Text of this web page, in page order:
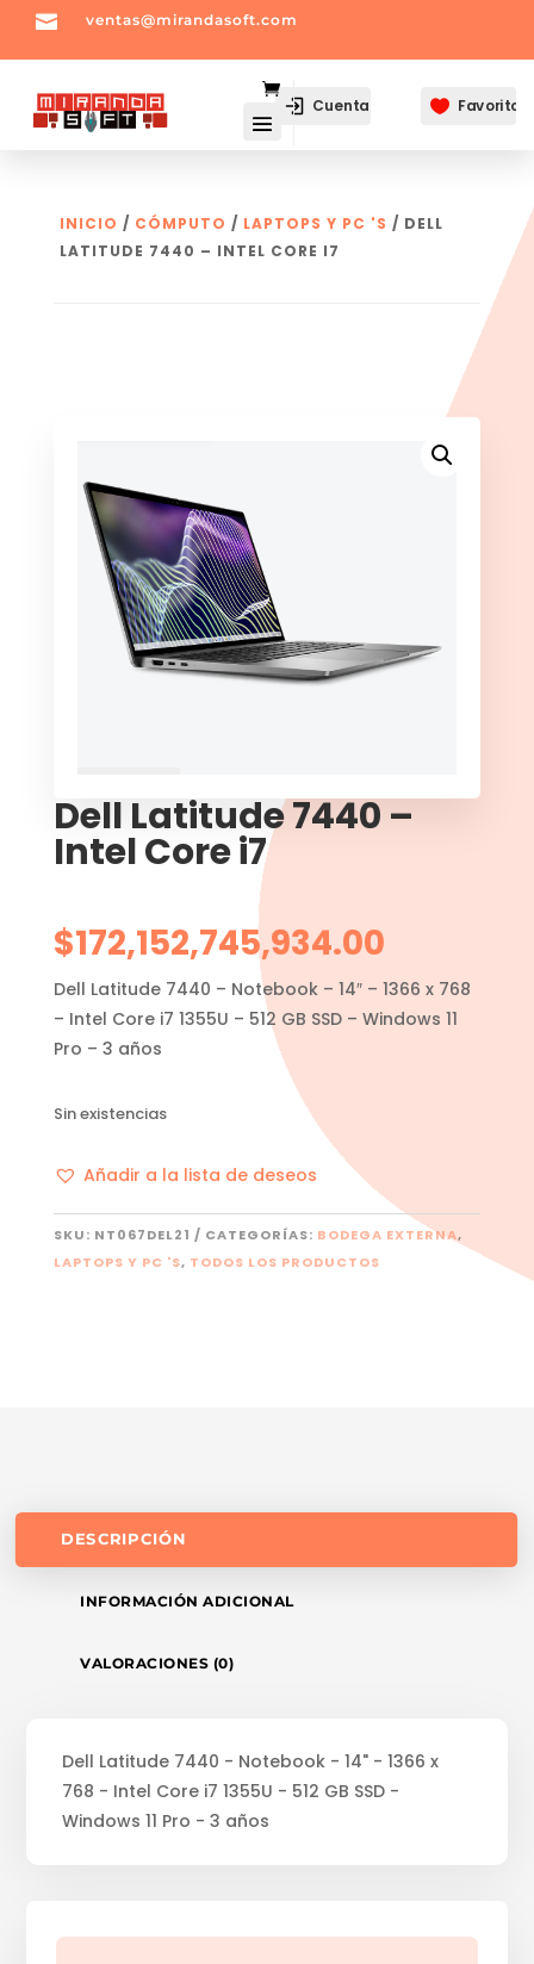
 ventas@mirandasoft.com
Cuenta  Favoritos
INICIO / CÓMPUTO / LAPTOPS Y PC 'S / DELL
LATITUDE 7440 – INTEL CORE I7
Dell Latitude 7440 –
Intel Core i7
$172,152,745,934.00
Dell Latitude 7440 – Notebook – 14″ – 1366 x 768
– Intel Core i7 1355U – 512 GB SSD – Windows 11
Pro – 3 años
Sin existencias
Añadir a la lista de deseos
SKU: NT067DEL21 CATEGORÍAS: BODEGA EXTERNA,
LAPTOPS Y PC 'S, TODOS LOS PRODUCTOS
DESCRIPCIÓN
INFORMACIÓN ADICIONAL
VALORACIONES (0)
Dell Latitude 7440 - Notebook - 14" - 1366 x
768 - Intel Core i7 1355U - 512 GB SSD -
Windows 11 Pro - 3 años